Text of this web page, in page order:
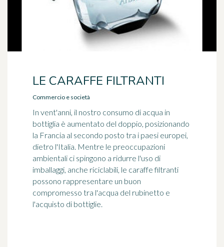
LE CARAFFE FILTRANTI
Commercio e società
In vent'anni, il nostro consumo di acqua in
bottiglia è aumentato del doppio, posizionando
la Francia al secondo posto tra i paesi europei,
dietro l'Italia. Mentre le preoccupazioni
ambientali ci spingono a ridurre l'uso di
imballaggi, anche riciclabili, le caraffe filtranti
possono rappresentare un buon
compromesso tra l'acqua del rubinetto e
l'acquisto di bottiglie.